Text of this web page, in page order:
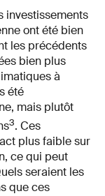
investissements
ont été bien
les précédents
bien plus
à
été
mais plutôt
3. Ces
plus faible sur
ce qui peut
seraient les
que ces